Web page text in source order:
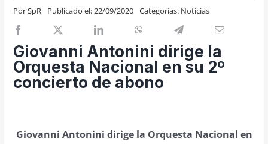
Entrevistas
Recomendación
Cosas de Beckmesser
Nosotros y privacidad
Buscar:
PorSpR Publicado el: 22/09/2020 Categorías: Noticias
Giovanni Antonini dirige la
Orquesta Nacional en su 2º
concierto de abono
Giovanni Antonini dirige la Orquesta Nacional en